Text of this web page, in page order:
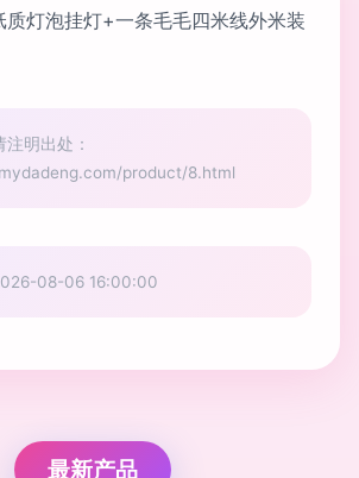
灯泡挂灯+一条毛毛四米线外米装
明出处：
product/8.html
08-06 16:00:00
最新产品